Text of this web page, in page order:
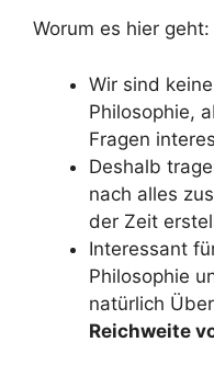
Worum es hier geht:
Wir sind
Philosophie,
Fragen
Deshalb
nach alles
der Zeit
Interessant
Philosophie
natürlich
Reichweite